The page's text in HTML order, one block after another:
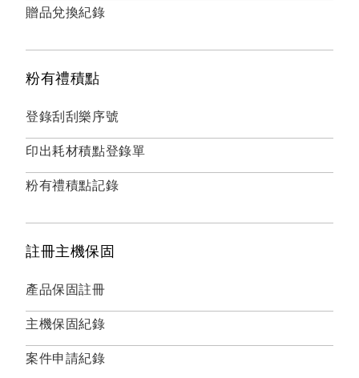
贈品兌換紀錄
粉有禮積點
登錄刮刮樂序號
印出耗材積點登錄單
粉有禮積點記錄
註冊主機保固
產品保固註冊
主機保固紀錄
案件申請紀錄